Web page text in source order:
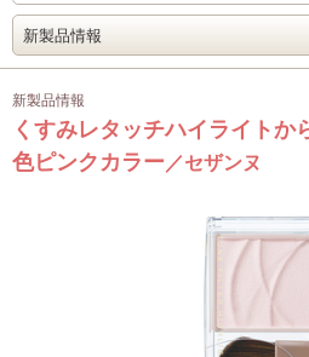
新製品情報
くすみレタッチハイライトか
色ピンクカラー ／セザンヌ